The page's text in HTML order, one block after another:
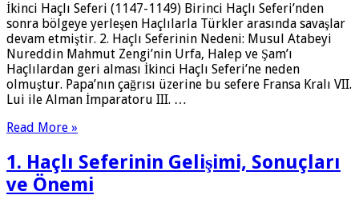
İkinci Haçlı Seferi (1147-1149) Birinci Haçlı Seferi’nden
sonra bölgeye yerleşen Haçlılarla Türkler arasında savaşlar
devam etmiştir. 2. Haçlı Seferinin Nedeni: Musul Atabeyi
Nureddin Mahmut Zengi’nin Urfa, Halep ve Şam’ı
Haçlılardan geri alması İkinci Haçlı Seferi’ne neden
olmuştur. Papa’nın çağrısı üzerine bu sefere Fransa Kralı VII.
Lui ile Alman İmparatoru III. …
Read More »
1. Haçlı Seferinin Gelişimi, Sonuçları
ve Önemi